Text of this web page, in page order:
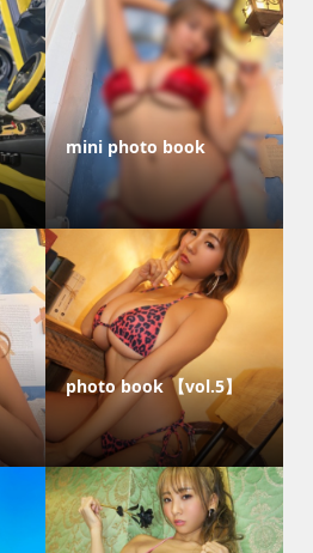
mini photo book
photo book 【vol.5】